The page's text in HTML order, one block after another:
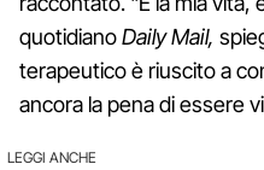
quotidianoDaily Mail,
terapeutico è riuscito a
ancora la pena di essere
LEGGI ANCHE